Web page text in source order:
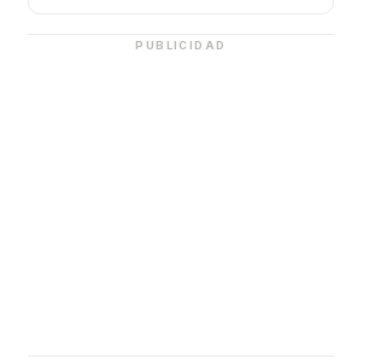
PUBLICIDAD